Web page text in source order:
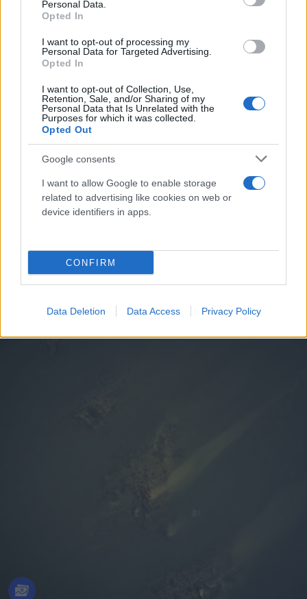
Personal Data.
Opted In
I want to opt-out of processing my
Personal Data for Targeted Advertising.
Opted In
I want to opt-out of Collection, Use,
Retention, Sale, and/or Sharing of my
Personal Data that Is Unrelated with the
Purposes for which it was collected.
Opted Out
Google consents
I want to allow Google to enable storage
related to advertising like cookies on web or
device identifiers in apps.
CONFIRM
Data Deletion Data Access Privacy Policy
FLASH FOCUS